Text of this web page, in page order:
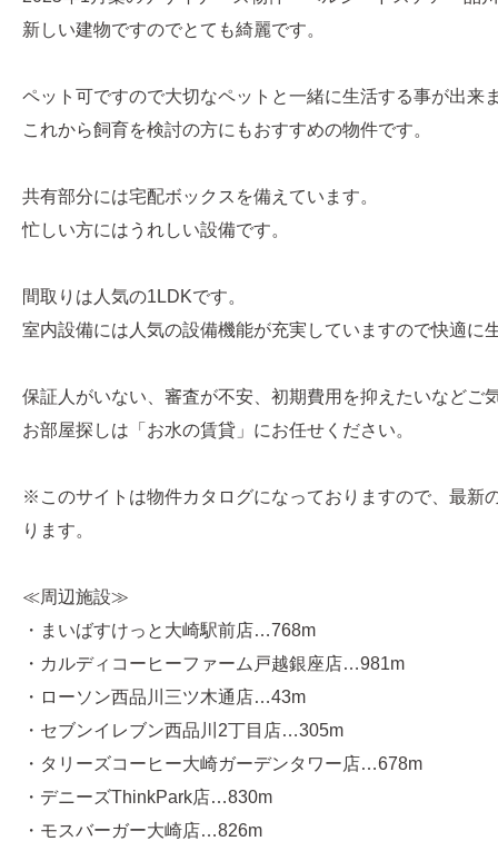
新しい建物ですのでとても綺麗です。
ペット可ですので大切なペットと一緒に生活する事が出来
これから飼育を検討の方にもおすすめの物件です。
共有部分には宅配ボックスを備えています。
忙しい方にはうれしい設備です。
間取りは人気の1LDKです。
室内設備には人気の設備機能が充実していますので快適に
保証人がいない、審査が不安、初期費用を抑えたいなどご
お部屋探しは「お水の賃貸」にお任せください。
※このサイトは物件カタログになっておりますので、最新
ります。
≪周辺施設≫
・まいばすけっと大崎駅前店…768m
・カルディコーヒーファーム戸越銀座店…981m
・ローソン西品川三ツ木通店…43m
・セブンイレブン西品川2丁目店…305m
・タリーズコーヒー大崎ガーデンタワー店…678m
・デニーズThinkPark店…830m
・モスバーガー大崎店…826m